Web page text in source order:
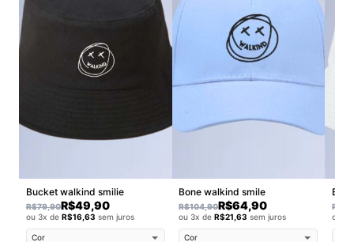
Bucket walkind smilie
R$79,90R$49,90
ou 3x de R$16,63 sem juros
Bone walkind smile
R$104,90R$64,90
ou 3x deR$21,63 sem juros
R$
ou